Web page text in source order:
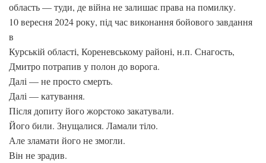
область — туди, де війна не залишає права на помилку.
10 вересня 2024 року, під час виконання бойового завдання
в
Курській області, Кореневському районі, н.п. Снагость,
Дмитро потрапив у полон до ворога.
Далі — не просто смерть.
Далі — катування.
Після допиту його жорстоко закатували.
Його били. Знущалися. Ламали тіло.
Але зламати його не змогли.
Він не зрадив.